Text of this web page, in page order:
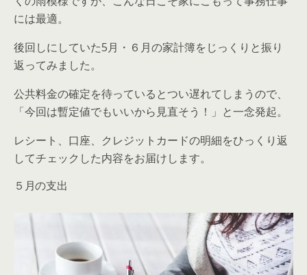
には最適。
後回しにしていた5月・６月の家計簿をじっくりと振り
返ってみました。
公共料金の確定を待っているとつい遅れてしまうので、
「今回は暫定値でもいいから見直そう！」と一念発起。
レシート、口座、クレジットカードの明細をひっくり返
してチェックした内容をお届けします。
５月の支出